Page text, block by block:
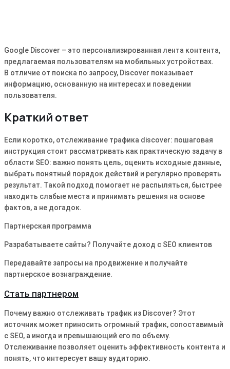
Google Discover – это персонализированная лента контента,
предлагаемая пользователям на мобильных устройствах.
В отличие от поиска по запросу, Discover показывает
информацию, основанную на интересах и поведении
пользователя.
Краткий ответ
Если коротко, отслеживание трафика discover: пошаговая
инструкция стоит рассматривать как практическую задачу в
области SEO: важно понять цель, оценить исходные данные,
выбрать понятный порядок действий и регулярно проверять
результат. Такой подход помогает не распыляться, быстрее
находить слабые места и принимать решения на основе
фактов, а не догадок.
Партнерская программа
Разрабатываете сайты? Получайте доход с SEO клиентов
Передавайте запросы на продвижение и получайте
партнерское вознаграждение.
Стать партнером
Почему важно отслеживать трафик из Discover? Этот
источник может приносить огромный трафик, сопоставимый
с SEO, а иногда и превышающий его по объему.
Отслеживание позволяет оценить эффективность контента и
понять, что интересует вашу аудиторию.